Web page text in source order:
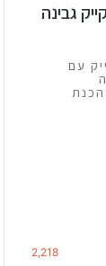
גבינה
עם
2,218